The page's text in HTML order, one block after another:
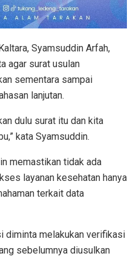
Syamsuddin Arfah,
agar surat usulan
sementara sampai
lanjutan.
dulu surat itu dan kita
kata Syamsuddin.
memastikan tidak ada
layanan kesehatan hanya
terkait data
diminta melakukan verifikasi
sebelumnya diusulkan